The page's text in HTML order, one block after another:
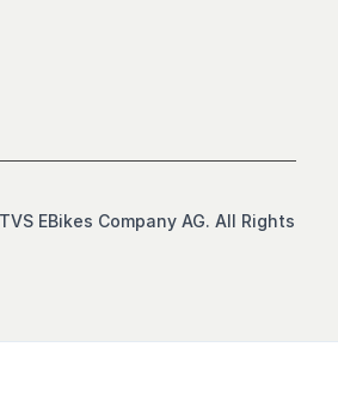
EBikes Company AG. All Rights